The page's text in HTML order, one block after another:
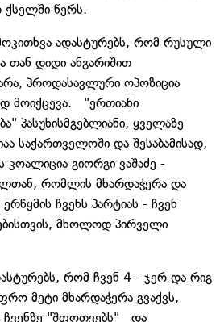
ქსელში წერს.
ადასტურებს, რომ რუსული
თან დიდი ანგარიშით
პროდასავლური ოპოზიცია
მოიქცევა. "ერთიანი
პასუხისმგებლიანი, ყველაზე
საქართველოში და შესაბამისად,
კოალიცია გიორგი ვაშაძე -
რომლის მხარდაჭერა და
ჩვენს პარტიას - ჩვენ
მხოლოდ პირველი
რომ ჩვენ 4 - ჯერ და რიგ
მეტი მხარდაჭერა გვაქვს,
ჩვენზე "შფოთვებს" და